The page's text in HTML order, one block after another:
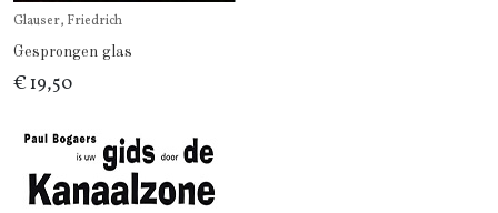
Glauser, Friedrich
Gesprongen glas
€ 19,50